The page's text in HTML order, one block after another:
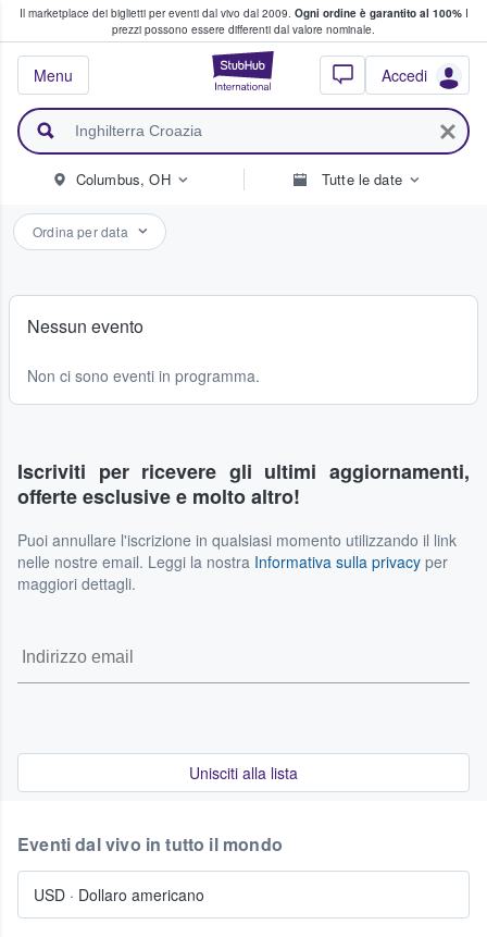
Il marketplace dei biglietti per eventi dal vivo dal 2009. Ogni ordine è garantito al 100%I
prezzi possono essere differenti dal valore nominale.
StubHub - Dove
Accedi
Menu
fan comprano e vendono biglietti
Columbus, OH Tutte le date
Ordina per data
Nessun evento
Non ci sono eventi in programma.
Iscriviti per ricevere gli ultimi aggiornamenti,
offerte esclusive e molto altro!
Puoi annullare l'iscrizione in qualsiasi momento utilizzando il link
nelle nostre email. Leggi la nostra Informativa sulla privacy per
maggiori dettagli.
Unisciti alla lista
Eventi dal vivo in tutto il mondo
USD · Dollaro americano